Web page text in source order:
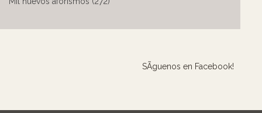
SÃ­guenos en Facebook!